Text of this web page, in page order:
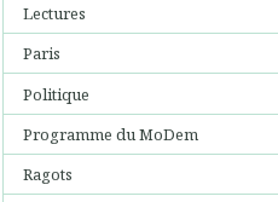
Lectures
Paris
Politique
Programme du MoDem
Ragots